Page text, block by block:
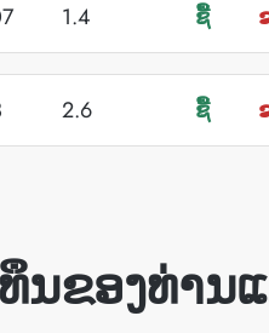
1.4 ຊື້
2.6 ຊື້
ນຂອງທ່າ